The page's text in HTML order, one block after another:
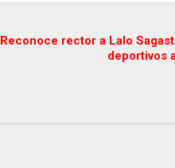
Reconoce rector a Lalo
deportivos